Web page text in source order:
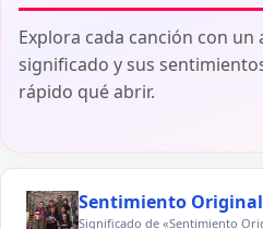
Explora cada canción con un
significado y sus
rápido qué abrir.
Sentimiento Original
Significado de «Sentimiento